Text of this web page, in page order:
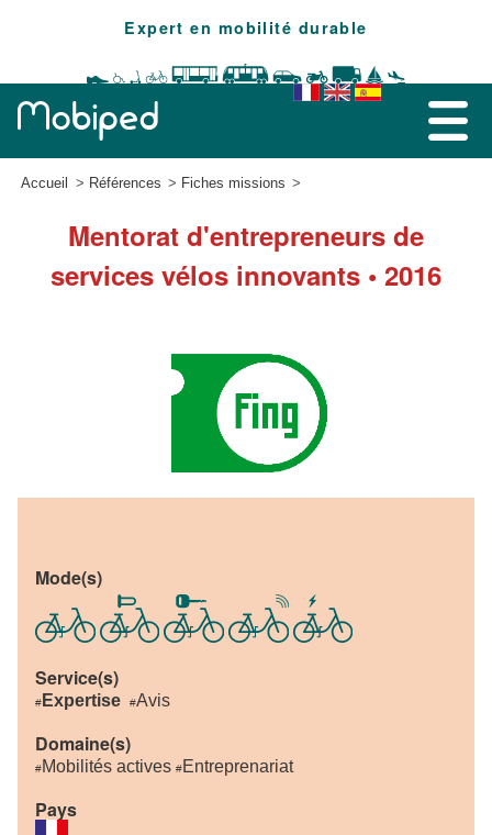
Expert en mobilité durable
Accueil Références Fiches missions
Mentorat d'entrepreneurs de
services vélos innovants • 2016
Mode(s)
Service(s)
# Expertise #Avis
Domaine(s)
#Mobilités actives #Entreprenariat
Pays